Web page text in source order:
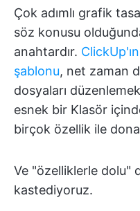
Çok adımlı grafik
söz konusu
anahtardır. ClickUp'ın
şablonu, net zaman
dosyaları
esnek bir Klasör
birçok özellik ile
Ve "özelliklerle dolu"
kastediyoruz.